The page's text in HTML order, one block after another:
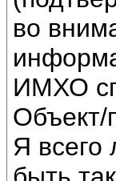
во
ИМХО
Объект/
Я всего